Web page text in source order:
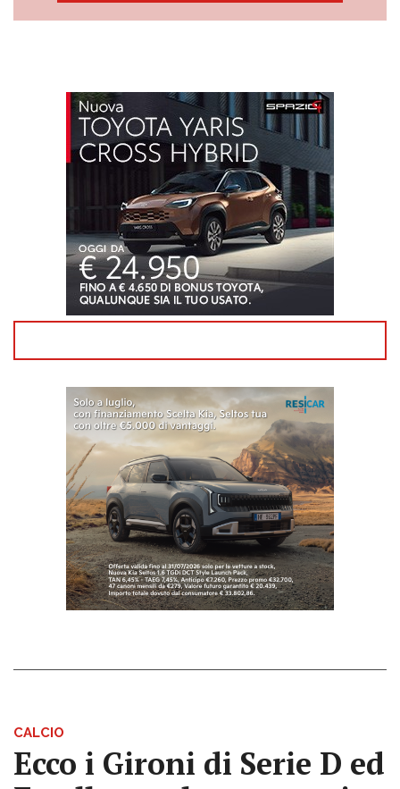
CALCIO
Ecco i Gironi di Serie D ed